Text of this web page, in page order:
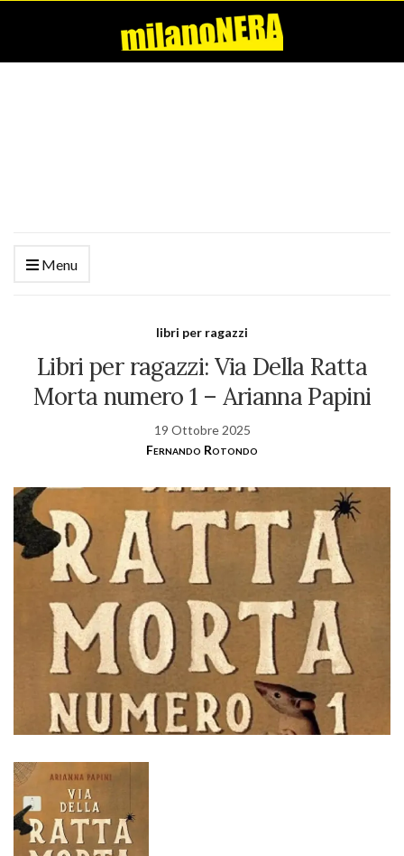
Menu
libri per ragazzi
Libri per ragazzi: Via Della Ratta
Morta numero 1 – Arianna Papini
19 Ottobre 2025
Fernando Rotondo